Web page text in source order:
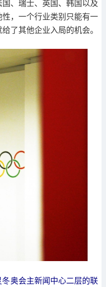
、瑞士、英国、韩国以及
，一个行业类别只能有一
了其他企业入局的机会。
奥会主新闻中心二层的联